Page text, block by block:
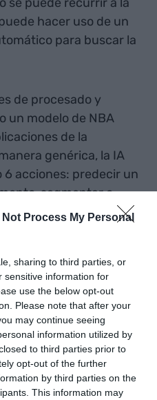
Not Process My Personal
sharing to third parties, or
sensitive information for
use the below opt-out
Please note that after your
may continue seeing
information utilized by
to third parties prior to
opt-out of the further
by third parties on the
This information may
hacer uso de un
para buscar la
de procesado y
un modelo de NBA
de la
genérica, la IA
6 acciones: predecir un
segmentar o
optimizar y
las relacionamos
muchas de las
tráfico web
¿Qué aprecia? ¿A